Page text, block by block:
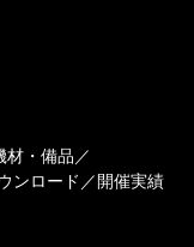
材・備品
ンロード 開催実績